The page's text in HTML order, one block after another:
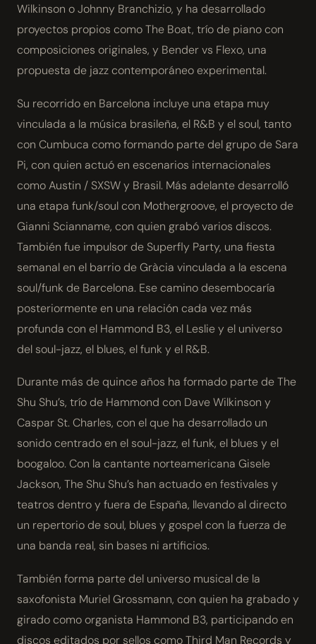
Wilkinson o Johnny Branchizio, y ha desarrollado
proyectos propios como The Boat, trío de piano con
composiciones originales, y Bender vs Flexo, una
propuesta de jazz contemporáneo experimental.
Su recorrido en Barcelona incluye una etapa muy
vinculada a la música brasileña, el R&B y el soul, tanto
con Cumbuca como formando parte del grupo de Sara
Pi, con quien actuó en escenarios internacionales
como Austin / SXSW y Brasil. Más adelante desarrolló
una etapa funk/soul con Mothergroove, el proyecto de
Gianni Scianname, con quien grabó varios discos.
También fue impulsor de Superfly Party, una fiesta
semanal en el barrio de Gràcia vinculada a la escena
soul/funk de Barcelona. Ese camino desembocaría
posteriormente en una relación cada vez más
profunda con el Hammond B3, el Leslie y el universo
del soul-jazz, el blues, el funk y el R&B.
Durante más de quince años ha formado parte de The
Shu Shu’s, trío de Hammond con Dave Wilkinson y
Caspar St. Charles, con el que ha desarrollado un
sonido centrado en el soul-jazz, el funk, el blues y el
boogaloo. Con la cantante norteamericana Gisele
Jackson, The Shu Shu’s han actuado en festivales y
teatros dentro y fuera de España, llevando al directo
un repertorio de soul, blues y gospel con la fuerza de
una banda real, sin bases ni artificios.
También forma parte del universo musical de la
saxofonista Muriel Grossmann, con quien ha grabado y
girado como organista Hammond B3, participando en
discos editados por sellos como Third Man Records y